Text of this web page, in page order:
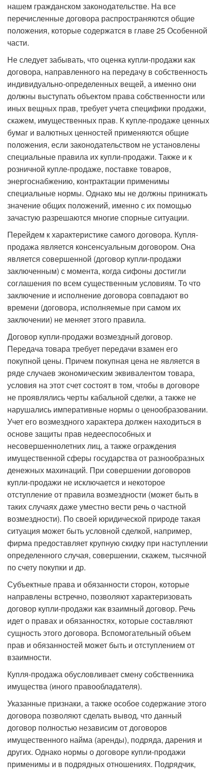
нашем гражданском зако­нодательстве. На все
перечисленные договора распространяются общие
положения, которые содержатся в главе 25 Особенной
части.
Не следует забывать, что оценка купли-продажи как
договора, направленного на передачу в собственность
индивидуально-определенных вещей, а именно они
должны выступать объектом права собственности или
иных вещных прав, требует учета специфики продажи,
скажем, имущественных прав. К купле-продаже ценных
бумаг и валютных ценностей применяются общие
положения, если законодательством не установлены
специальные правила их купли-продажи. Также и к
розничной купле-продаже, поставке товаров,
энергоснабжению, контрактации применимы
специальные нормы. Однако мы не должны принижать
значение общих положений, именно с их помощью
зачастую разрешаются многие спорные ситуации.
Перейдем к характеристике самого договора. Купля-
продажа является консенсуальным договором. Она
является совершенной (договор купли-продажи
заключенным) с момента, когда сифоны достигли
соглашения по всем существенным условиям. То что
заключение и исполнение договора совпадают во
времени (договора, исполняемые при самом их
заключении) не меняет этого правила.
Договор купли-продажи возмездный договор.
Передача товара требует передачи взамен его
покупной цены. Причем покупная цена не является в
ряде случаев экономическим эквивалентом товара,
условия на этот счет состоят в том, чтобы в договоре
не проявлялись черты кабальной сделки, а также не
нарушались императивные нормы о ценообразовании.
Учет его возмездного характера должен находиться в
основе защиты прав недееспособных и
несовершеннолетних лиц, а также ограждения
имущественной сферы государства от разнообразных
денежных махинаций. При совершении договоров
купли-продажи не исключается и некоторое
отступление от правила возмездности (может быть в
таких случаях даже уместно вести речь о частной
возмездности). По своей юридической природе такая
ситуация может быть условной сделкой, например,
фирма пре­доставляет крупную скидку при наступлении
определенного случая, совершении, скажем, тысячной
по счету покупки и др.
Субъектные права и обязанности сторон, которые
направлены встречно, позволяют характеризовать
договор купли-продажи как взаимный договор. Речь
идет о правах и обязанностях, которые составляют
сущность этого договора. Вспомогательный объем
прав и обязанностей может быть и отступлением от
взаимности.
Купля-продажа обусловливает смену собственника
имущества (иного правообладателя).
Указанные признаки, а также особое содержание этого
договора позволяют сделать вывод, что данный
договор полностью независим от договоров
имущественного найма (аренды), подряда, дарения и
других. Однако нормы о договоре купли-продажи
применимы и в подрядных отношениях. Подрядчик,